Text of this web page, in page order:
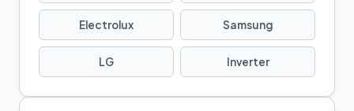
Electrolux Samsung
LG Inverter